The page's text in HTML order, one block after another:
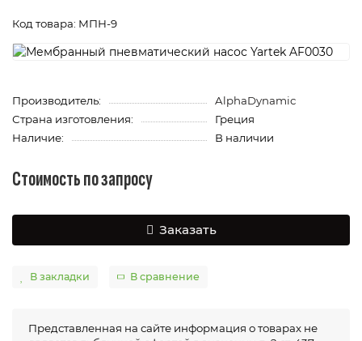
Код товара: МПН-9
Производитель:
AlphaDynamic
Страна изготовления:
Греция
Наличие:
В наличии
Стоимость по запросу
Заказать
В закладки В сравнение
Представленная на сайте информация о товарах не